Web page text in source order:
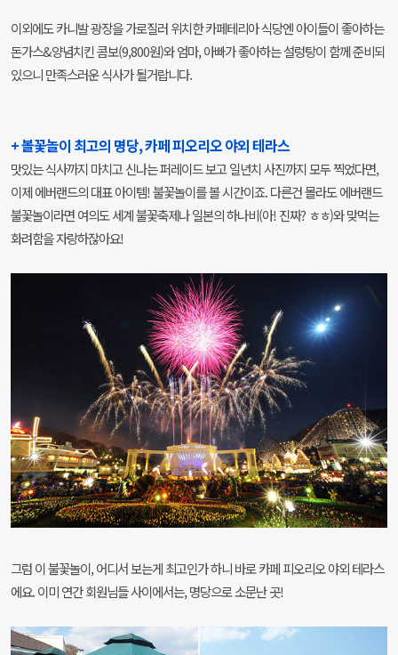
이외에도 카니발 광장을 가로질러 위치한 카페테리아 식당엔 아이들이 좋아하는
돈가스&양념치킨 콤보(9,800원)와 엄마, 아빠가 좋아하는 설렁탕이 함께 준비되
있으니 만족스러운 식사가 될거랍니다.
+ 볼꽃놀이 최고의 명당, 카페 피오리오 야외 테라스
맛있는 식사까지 마치고 신나는 퍼레이드 보고 일년치 사진까지 모두 찍었다면,
이제 에버랜드의 대표 아이템! 불꽃놀이를 볼 시간이죠. 다른건 몰라도 에버랜드
불꽃놀이라면 여의도 세계 불꽃축제나 일본의 하나비(아! 진짜? ㅎㅎ)와 맞먹는
화려함을 자랑하잖아요!
그럼 이 불꽃놀이, 어디서 보는게 최고인가 하니 바로 카페 피오리오 야외 테라스
에요. 이미 연간 회원님들 사이에서는, 명당으로 소문난 곳!